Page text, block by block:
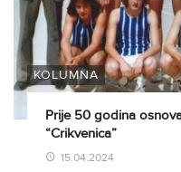
KOLUMNA
Prije 50 godina
“Crikvenica”
15.04.2024